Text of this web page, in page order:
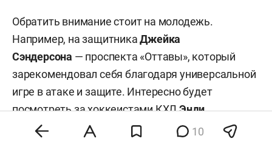
Обратить внимание стоит на молодежь.
Например, на защитникаДжейка
Сэндерсона — проспекта «Оттавы», который
зарекомендовал себя благодаря универсальной
игре в атаке и защите. Интересно будет
посмотреть за хоккеистами КХЛЭнди
Милеи Кенни Агостино
(оба — «Торпедо»).
10